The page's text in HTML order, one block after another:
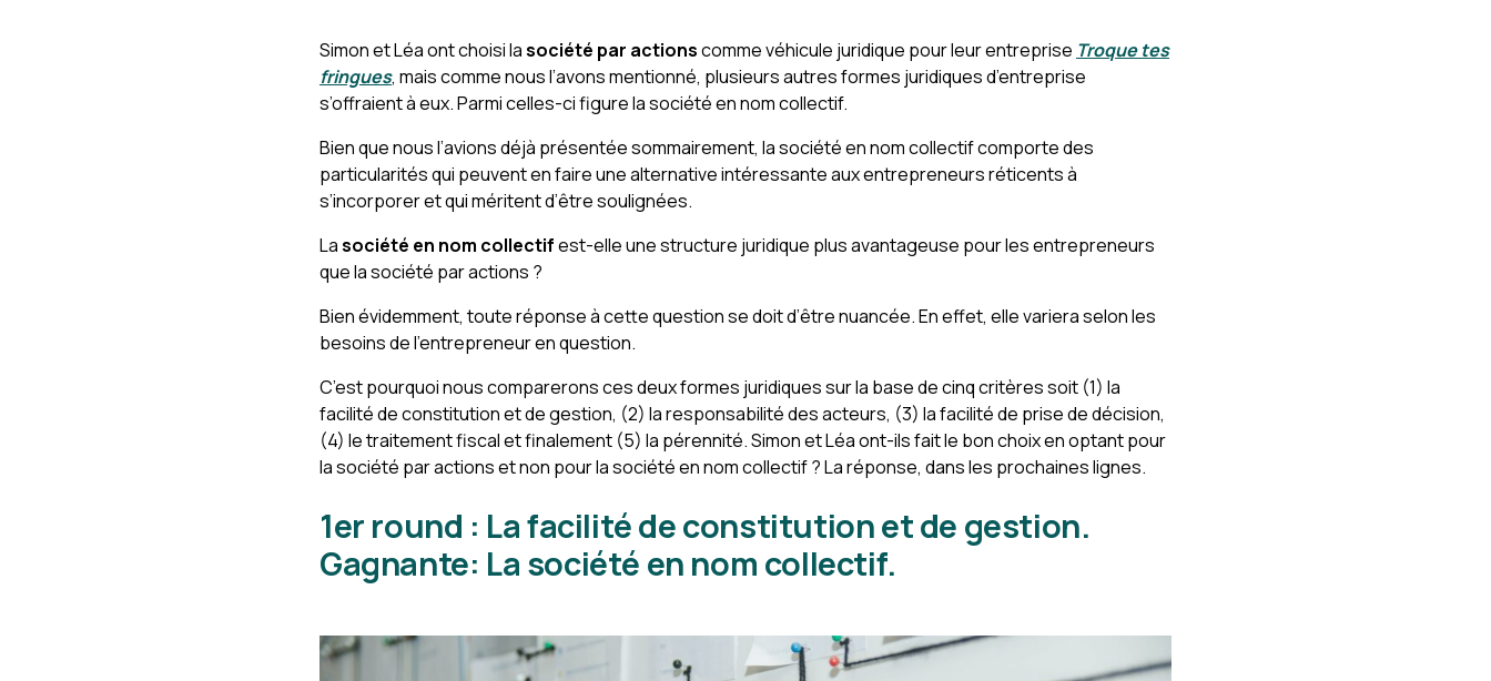
Simon et Léa ont choisi lasociété par actionscomme véhicule juridique pour leur entreprise Troque tes
fringues, mais comme nous l’avons mentionné, plusieurs autres formes juridiques d’entreprise
s’offraient à eux. Parmi celles-ci figure la société en nom collectif.
Bien que nous l’avions déjà présentée sommairement, la société en nom collectif comporte des
particularités qui peuvent en faire une alternative intéressante aux entrepreneurs réticents à
s’incorporer et qui méritent d’être soulignées.
Lasociété en nom collectifest-elle une structure juridique plus avantageuse pour les entrepreneurs
que la société par actions ?
Bien évidemment, toute réponse à cette question se doit d’être nuancée. En effet, elle variera selon les
besoins de l’entrepreneur en question.
C’est pourquoi nous comparerons ces deux formes juridiques sur la base de cinq critères soit (1) la
facilité de constitution et de gestion, (2) la responsabilité des acteurs, (3) la facilité de prise de décision,
(4) le traitement fiscal et finalement (5) la pérennité. Simon et Léa ont-ils fait le bon choix en optant pour
la société par actions et non pour la société en nom collectif ? La réponse, dans les prochaines lignes.
1er round : La facilité de constitution et de gestion.
Gagnante: La société en nom collectif.